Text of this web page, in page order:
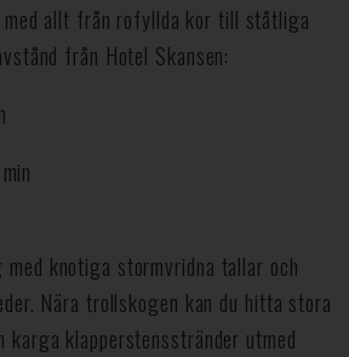
allt från rofyllda kor till ståtliga
från Hotel Skansen:
med knotiga stormvridna tallar och
Nära trollskogen kan du hitta stora
karga klapperstensstränder utmed